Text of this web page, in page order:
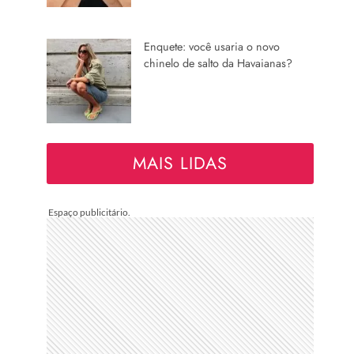
Enquete: você usaria o novo
chinelo de salto da Havaianas?
MAIS LIDAS